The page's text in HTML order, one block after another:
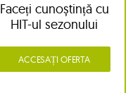
Faceți cunoștință cu
HIT-ul sezonului
ACCESAȚI OFERTA